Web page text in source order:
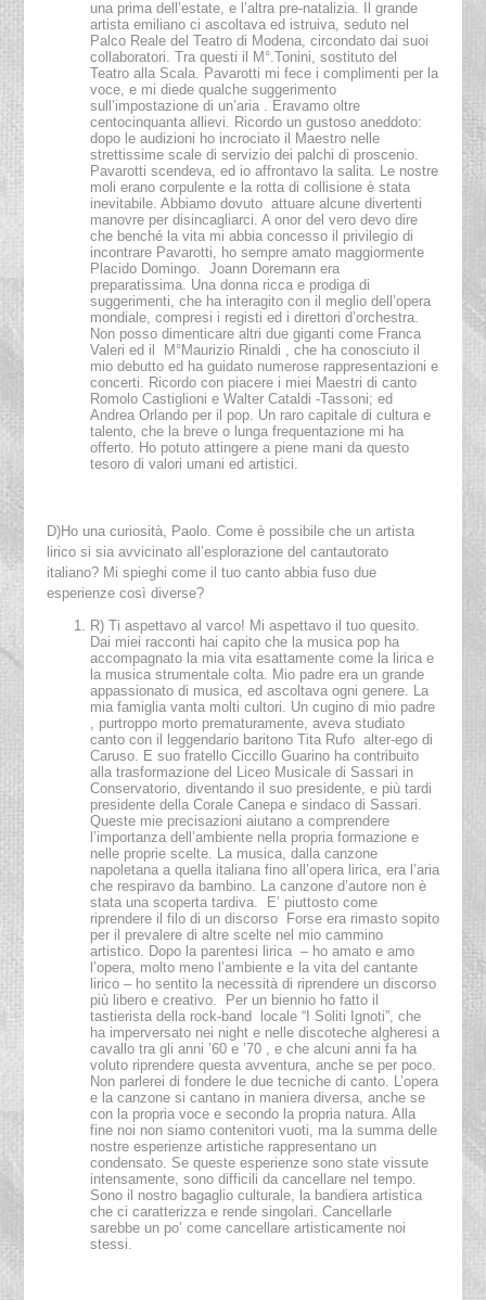
una prima dell’estate, e l’altra pre-natalizia. Il grande
artista emiliano ci ascoltava ed istruiva, seduto nel
Palco Reale del Teatro di Modena, circondato dai suoi
collaboratori. Tra questi il M°.Tonini, sostituto del
Teatro alla Scala. Pavarotti mi fece i complimenti per la
voce, e mi diede qualche suggerimento
sull’impostazione di un’aria . Eravamo oltre
centocinquanta allievi. Ricordo un gustoso aneddoto:
dopo le audizioni ho incrociato il Maestro nelle
strettissime scale di servizio dei palchi di proscenio.
Pavarotti scendeva, ed io affrontavo la salita. Le nostre
moli erano corpulente e la rotta di collisione è stata
inevitabile. Abbiamo dovuto attuare alcune divertenti
manovre per disincagliarci. A onor del vero devo dire
che benché la vita mi abbia concesso il privilegio di
incontrare Pavarotti, ho sempre amato maggiormente
Placido Domingo. Joann Doremann era
preparatissima. Una donna ricca e prodiga di
suggerimenti, che ha interagito con il meglio dell’opera
mondiale, compresi i registi ed i direttori d’orchestra.
Non posso dimenticare altri due giganti come Franca
Valeri ed il M°Maurizio Rinaldi , che ha conosciuto il
mio debutto ed ha guidato numerose rappresentazioni e
concerti. Ricordo con piacere i miei Maestri di canto
Romolo Castiglioni e Walter Cataldi -Tassoni; ed
Andrea Orlando per il pop. Un raro capitale di cultura e
talento, che la breve o lunga frequentazione mi ha
offerto. Ho potuto attingere a piene mani da questo
tesoro di valori umani ed artistici.
D)Ho una curiosità, Paolo. Come è possibile che un artista
lirico si sia avvicinato all’esplorazione del cantautorato
italiano? Mi spieghi come il tuo canto abbia fuso due
esperienze così diverse?
R) Ti aspettavo al varco! Mi aspettavo il tuo quesito.
Dai miei racconti hai capito che la musica pop ha
accompagnato la mia vita esattamente come la lirica e
la musica strumentale colta. Mio padre era un grande
appassionato di musica, ed ascoltava ogni genere. La
mia famiglia vanta molti cultori. Un cugino di mio padre
, purtroppo morto prematuramente, aveva studiato
canto con il leggendario baritono Tita Rufo alter-ego di
Caruso. E suo fratello Ciccillo Guarino ha contribuito
alla trasformazione del Liceo Musicale di Sassari in
Conservatorio, diventando il suo presidente, e più tardi
presidente della Corale Canepa e sindaco di Sassari.
Queste mie precisazioni aiutano a comprendere
l’importanza dell’ambiente nella propria formazione e
nelle proprie scelte. La musica, dalla canzone
napoletana a quella italiana fino all’opera lirica, era l’aria
che respiravo da bambino. La canzone d’autore non è
stata una scoperta tardiva. E’ piuttosto come
riprendere il filo di un discorso Forse era rimasto sopito
per il prevalere di altre scelte nel mio cammino
artistico. Dopo la parentesi lirica – ho amato e amo
l’opera, molto meno l’ambiente e la vita del cantante
lirico – ho sentito la necessità di riprendere un discorso
più libero e creativo. Per un biennio ho fatto il
tastierista della rock-band locale “I Soliti Ignoti”, che
ha imperversato nei night e nelle discoteche algheresi a
cavallo tra gli anni ’60 e ’70 , e che alcuni anni fa ha
voluto riprendere questa avventura, anche se per poco.
Non parlerei di fondere le due tecniche di canto. L’opera
e la canzone si cantano in maniera diversa, anche se
con la propria voce e secondo la propria natura. Alla
fine noi non siamo contenitori vuoti, ma la summa delle
nostre esperienze artistiche rappresentano un
condensato. Se queste esperienze sono state vissute
intensamente, sono difficili da cancellare nel tempo.
Sono il nostro bagaglio culturale, la bandiera artistica
che ci caratterizza e rende singolari. Cancellarle
sarebbe un po’ come cancellare artisticamente noi
stessi.